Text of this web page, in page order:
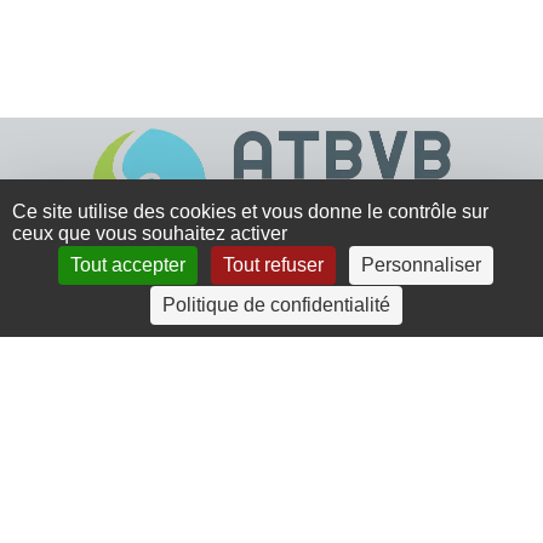
4 rue Crec’h-Ugen
22810 Belle Isle en Terre
Ce site utilise des cookies et vous donne le contrôle sur
ceux que vous souhaitez activer
Tout accepter
Tout refuser
Personnaliser
Politique de confidentialité